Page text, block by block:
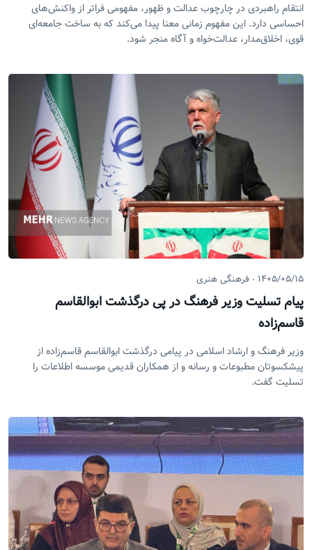
انتقام راهبردی در چارچوب عدالت و ظهور، مفهومی فراتر از واکنش‌های
احساسی دارد. این مفهوم زمانی معنا پیدا می‌کند که به ساخت جامعه‌ای
قوی، اخلاق‌مدار، عدالت‌خواه و آگاه منجر شود.
۱۴۰۵/۰۵/۱۵ فرهنگی هنری
پیام تسلیت وزیر فرهنگ در پی درگذشت ابوالقاسم
قاسم‌زاده
وزیر فرهنگ و ارشاد اسلامی در پیامی درگذشت ابوالقاسم قاسم‌زاده از
پیشکسوتان مطبوعات و رسانه و از همکاران قدیمی موسسه اطلاعات را
تسلیت گفت.